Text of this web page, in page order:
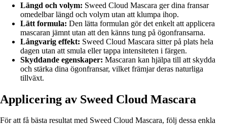
Längd och volym: Sweed Cloud Mascara ger dina fransar
omedelbar längd och volym utan att klumpa ihop.
Lätt formula: Den lätta formulan gör det enkelt att applicera
mascaran jämnt utan att den känns tung på ögonfransarna.
Långvarig effekt: Sweed Cloud Mascara sitter på plats hela
dagen utan att smula eller tappa intensiteten i färgen.
Skyddande egenskaper: Mascaran kan hjälpa till att skydda
och stärka dina ögonfransar, vilket främjar deras naturliga
tillväxt.
Applicering av Sweed Cloud Mascara
För att få bästa resultat med Sweed Cloud Mascara, följ dessa enkla